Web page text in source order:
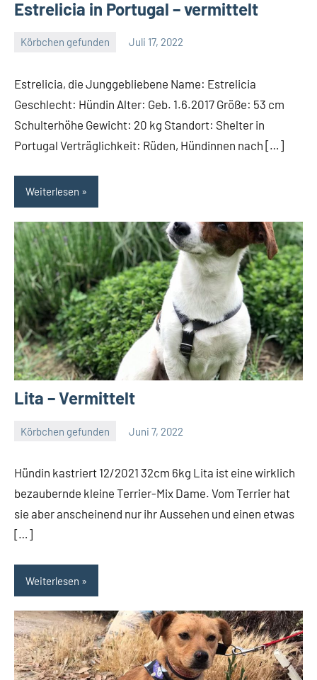
Estrelicia in Portugal – vermittelt
Körbchen gefunden Juli 17, 2022
Estrelicia, die Junggebliebene Name: Estrelicia
Geschlecht: Hündin Alter: Geb. 1.6.2017 Größe: 53 cm
Schulterhöhe Gewicht: 20 kg Standort: Shelter in
Portugal Verträglichkeit: Rüden, Hündinnen nach […]
Weiterlesen
Lita – Vermittelt
Körbchen gefunden Juni 7, 2022
Hündin kastriert 12/2021 32cm 6kg Lita ist eine wirklich
bezaubernde kleine Terrier-Mix Dame. Vom Terrier hat
sie aber anscheinend nur ihr Aussehen und einen etwas
[…]
Weiterlesen